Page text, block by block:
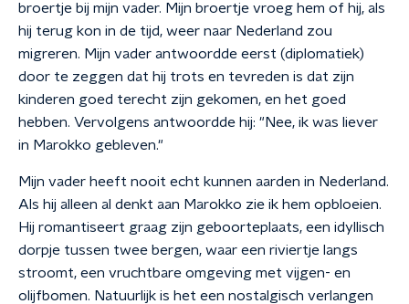
broertje bij mijn vader. Mijn broertje vroeg hem of hij, als
hij terug kon in de tijd, weer naar Nederland zou
migreren. Mijn vader antwoordde eerst (diplomatiek)
door te zeggen dat hij trots en tevreden is dat zijn
kinderen goed terecht zijn gekomen, en het goed
hebben. Vervolgens antwoordde hij: "Nee, ik was liever
in Marokko gebleven."
Mijn vader heeft nooit echt kunnen aarden in Nederland.
Als hij alleen al denkt aan Marokko zie ik hem opbloeien.
Hij romantiseert graag zijn geboorteplaats, een idyllisch
dorpje tussen twee bergen, waar een riviertje langs
stroomt, een vruchtbare omgeving met vijgen- en
olijfbomen. Natuurlijk is het een nostalgisch verlangen